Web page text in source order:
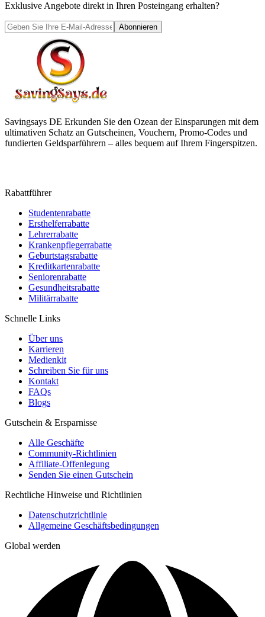
Exklusive Angebote direkt in Ihren Posteingang erhalten?
Abonnieren
Savingsays DE Erkunden Sie den Ozean der Einsparungen mit dem
ultimativen Schatz an Gutscheinen, Vouchern, Promo-Codes und
fundierten Geldsparführern – alles bequem auf Ihrem Fingerspitzen.
Rabattführer
Studentenrabatte
Ersthelferrabatte
Lehrerrabatte
Krankenpflegerrabatte
Geburtstagsrabatte
Kreditkartenrabatte
Seniorenrabatte
Gesundheitsrabatte
Militärrabatte
Schnelle Links
Über uns
Karrieren
Medienkit
Schreiben Sie für uns
Kontakt
FAQs
Blogs
Gutschein & Ersparnisse
Alle Geschäfte
Community-Richtlinien
Affiliate-Offenlegung
Senden Sie einen Gutschein
Rechtliche Hinweise und Richtlinien
Datenschutzrichtlinie
Allgemeine Geschäftsbedingungen
Global werden